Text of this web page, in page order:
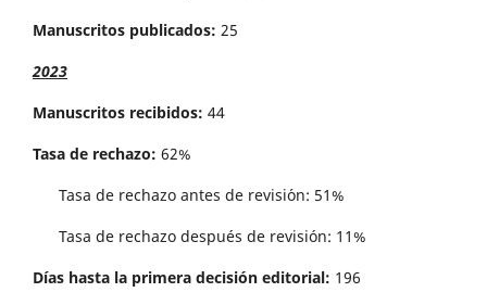
Manuscritos publicados: 25
2023
Manuscritos recibidos: 44
Tasa de rechazo: 62%
Tasa de rechazo antes de revisi´on: 51%
Tasa de rechazo después de revisión: 11%
Días hasta la primera decisión editorial: 196